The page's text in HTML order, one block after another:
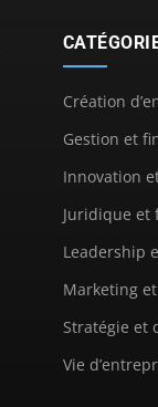
Création
Gestion et
Innovation
Juridique et
Leadership
Marketing
Stratégie et
Vie